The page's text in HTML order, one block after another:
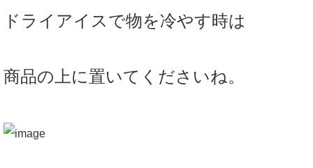
ドライアイスで物を冷やす時は
商品の上に置いてくださいね。